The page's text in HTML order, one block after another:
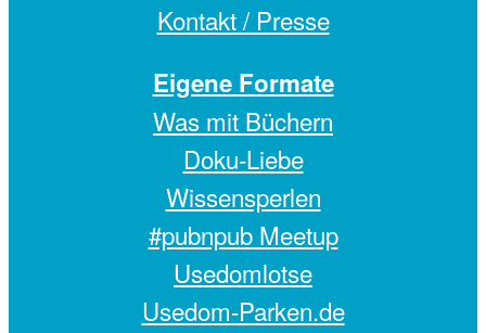
Kontakt / Presse
Eigene Formate
Was mit Büchern
Doku-Liebe
Wissensperlen
#pubnpub Meetup
Usedomlotse
Usedom-Parken.de